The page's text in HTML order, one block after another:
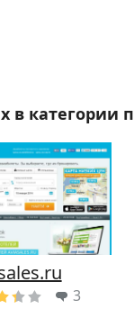
в категории
3